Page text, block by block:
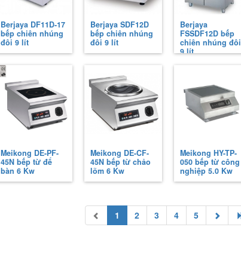
Berjaya DF11D-17
bếp chiên nhúng
đôi 9 lít
Berjaya SDF12D
bếp chiên nhúng
đôi 9 lít
Berjaya
FSSDF12D bếp
chiên nhúng đôi
9 lít
Meikong DE-PF-
45N bếp từ để
bàn 6 Kw
Meikong DE-CF-
45N bếp từ chảo
lõm 6 Kw
Meikong HY-TP-
050 bếp từ công
nghiệp 5.0 Kw
1 2 3 4 5